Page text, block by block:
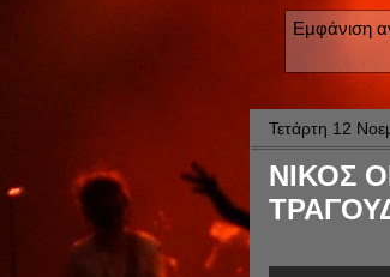
Εμφάνιση
Τετάρτη 12
ΝΙΚΟΣ